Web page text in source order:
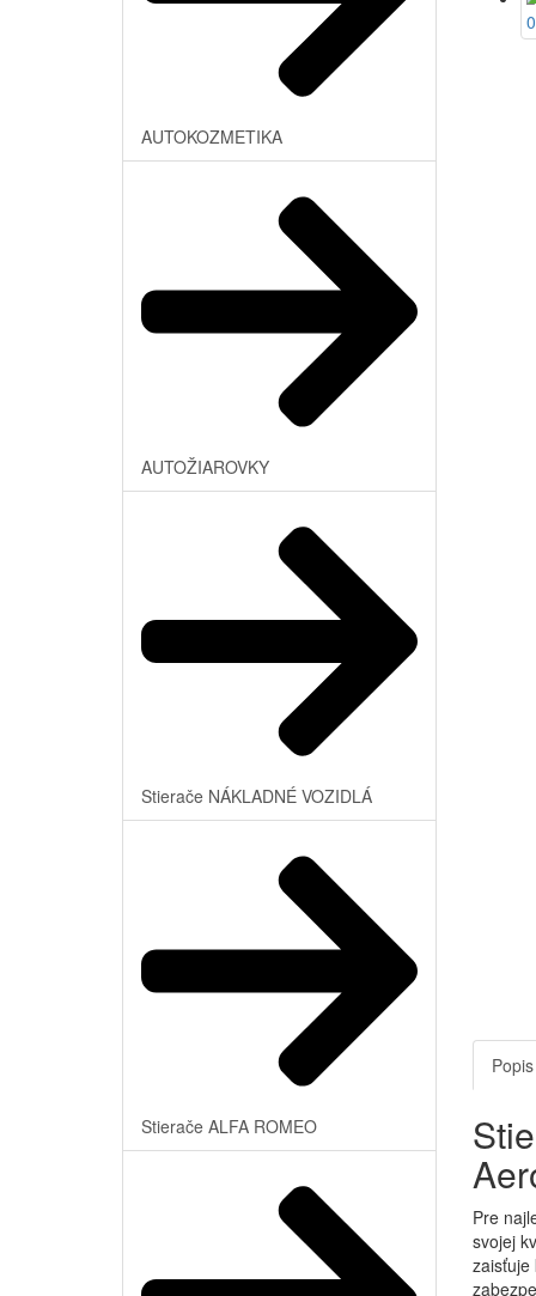
AUTOKOZMETIKA
AUTOŽIAROVKY
Stierače NÁKLADNÉ VOZIDLÁ
Stierače ALFA ROMEO
Popis
Pre
svojej
zaisťuje